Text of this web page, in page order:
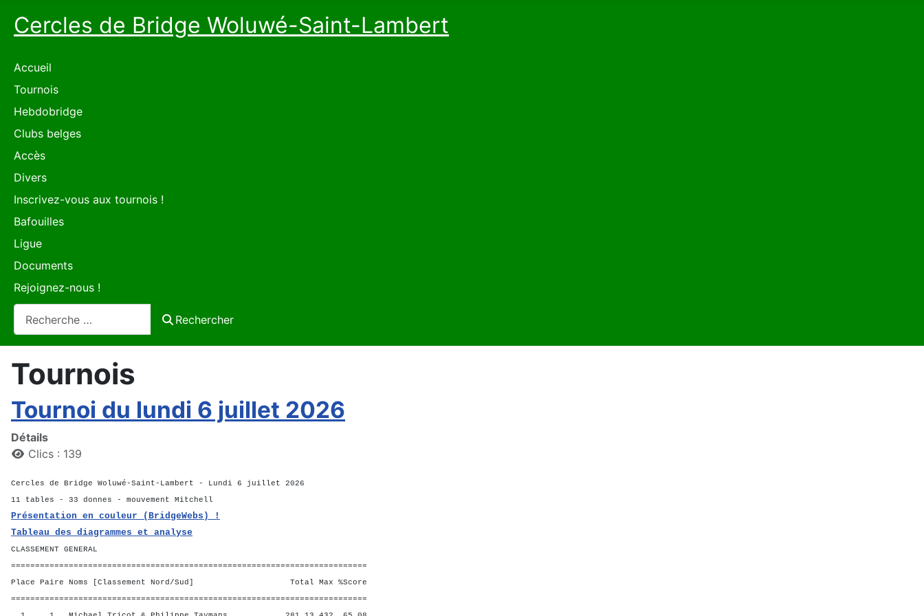
Cercles de Bridge Woluwé-Saint-Lambert
Accueil
Tournois
Hebdobridge
Clubs belges
Accès
Divers
Inscrivez-vous aux tournois !
Bafouilles
Ligue
Documents
Rejoignez-nous !
Rechercher
Tournois
Tournoi du lundi 6 juillet 2026
Détails
Clics : 139
Cercles de Bridge Woluwé-Saint-Lambert - Lundi 6 juillet 2026
11 tables - 33 donnes - mouvement Mitchell
Présentation en couleur (BridgeWebs) !
Tableau des diagrammes et analyse
CLASSEMENT GENERAL
==========================================================================
Place Paire Noms [Classement Nord/Sud] Total Max %Score
==========================================================================